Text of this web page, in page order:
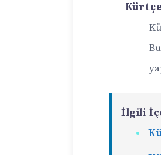
İlgili